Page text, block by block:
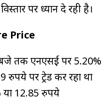
पर ध्यान दे रही है।
Price
तक एनएसई पर 5.20%
पर ट्रेड कर रहा था
12.85 रुपये